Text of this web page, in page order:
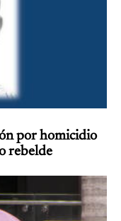
por homicidio
rebelde